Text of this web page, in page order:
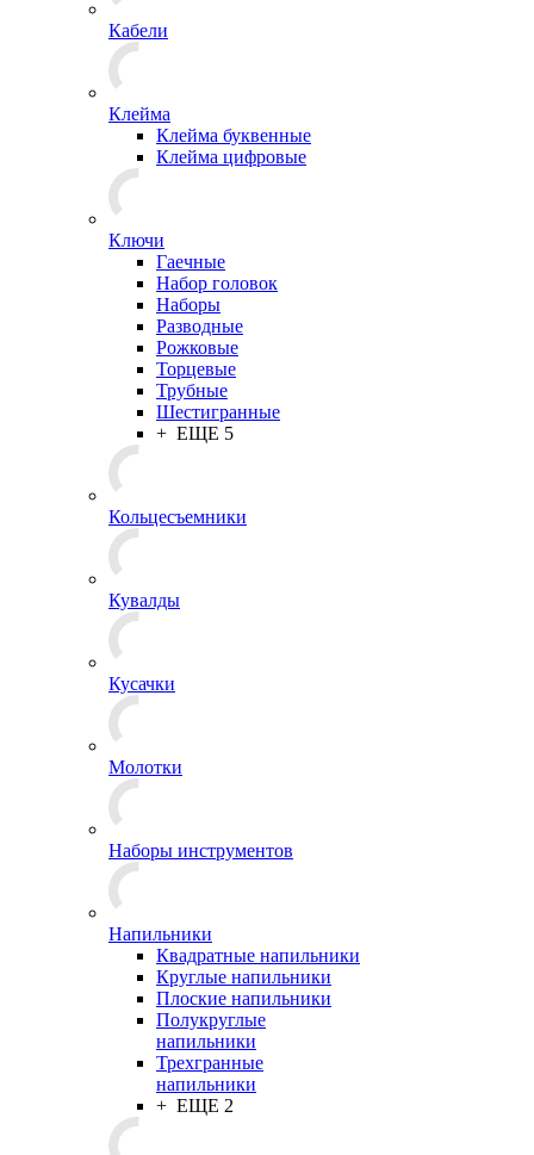
Кабели
Клейма
Клейма буквенные
Клейма цифровые
Ключи
Гаечные
Набор головок
Наборы
Разводные
Рожковые
Торцевые
Трубные
Шестигранные
+ ЕЩЕ 5
Кольцесъемники
Кувалды
Кусачки
Молотки
Наборы инструментов
Напильники
Квадратные напильники
Круглые напильники
Плоские напильники
Полукруглые
напильники
Трехгранные
напильники
+ ЕЩЕ 2